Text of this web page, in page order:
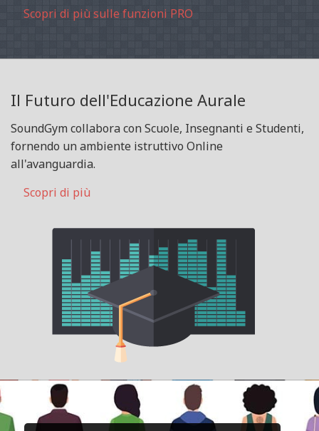
Scopri di più sulle funzioni PRO
Il Futuro dell'Educazione Aurale
SoundGym collabora con Scuole, Insegnanti e Studenti,
fornendo un ambiente istruttivo Online
all'avanguardia.
Scopri di più